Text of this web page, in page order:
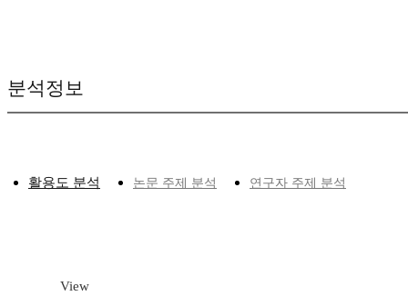
분석정보
활용도 분석 논문 주제 분석 연구자 주제 분석
View